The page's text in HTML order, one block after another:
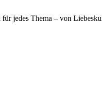
jedes Thema – von